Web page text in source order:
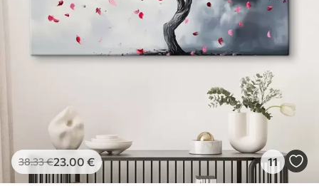
38.33€23.00 € 11